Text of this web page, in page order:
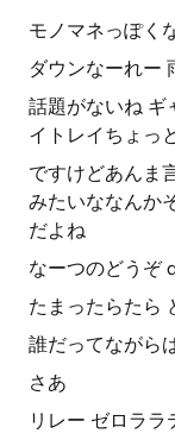
モノマネっぽく
ダウンなーれー
話題がないね ギ
イトレイちょっ
ですけどあんま
みたいななんか
だよね
なーつのどうぞ
たまったらたら
誰だってながら
さあ
リレー ゼロララ